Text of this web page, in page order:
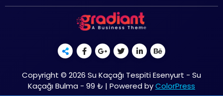
Copyright © 2026 Su Kaçağı Tespiti Esenyurt - Su
Kaçağı Bulma - 99 ₺ | Powered byColorPress